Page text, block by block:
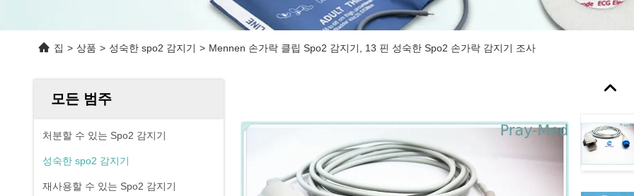
집 > 상품 > 성숙한 spo2 감지기 > Mennen 손가락 클립 Spo2 감지기, 13 핀 성숙한 Spo2 손가락 감지기 조사
모든 범주
처분할 수 있는 Spo2 감지기
성숙한 spo2 감지기
재사용할 수 있는 Spo2 감지기